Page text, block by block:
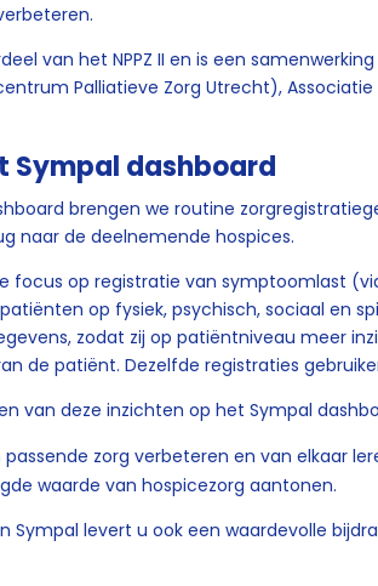
van het NPPZ II en is een samenwerking
Palliatieve Zorg Utrecht), Associatie
Sympal dashboard
brengen we routine
naar de deelnemende hospices.
focus op registratie van symptoomlast
op fysiek, psychisch, sociaal en
zodat zij op patiëntniveau meer
de patiënt. Dezelfde registraties
van deze inzichten op het Sympal
zorg verbeteren en van elkaar
waarde van hospicezorg aantonen.
Sympal levert u ook een waardevolle